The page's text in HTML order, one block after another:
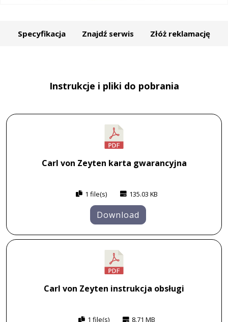
Specyfikacja Znajdź serwis Złóż reklamację
Instrukcje i pliki do pobrania
Carl von Zeyten karta gwarancyjna
1 file(s) 135.03 KB
Download
Carl von Zeyten instrukcja obsługi
1 file(s) 8.71 MB